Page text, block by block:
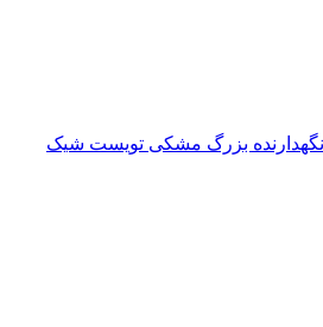
بزرگ مشکی تویست شیک